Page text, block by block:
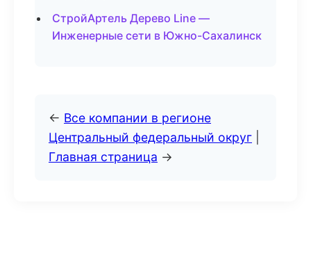
СтройАртель Дерево Line —
Инженерные сети в Южно-Сахалинск
← Все компании в регионе
Центральный федеральный округ
Главная страница →